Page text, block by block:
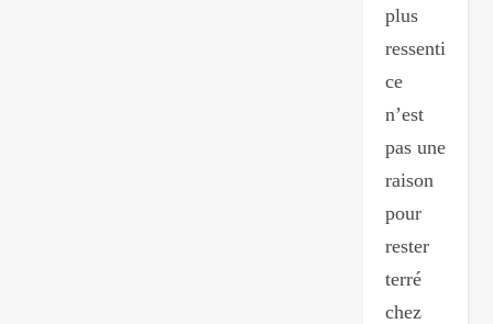
plus
ressentir
ce
n’est
pas une
raison
pour
rester
terré
chez